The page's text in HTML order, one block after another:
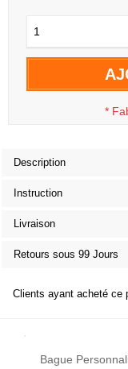
1
*
Description
Instruction
Livraison
Retours sous 99 Jours
Clients ayant acheté ce